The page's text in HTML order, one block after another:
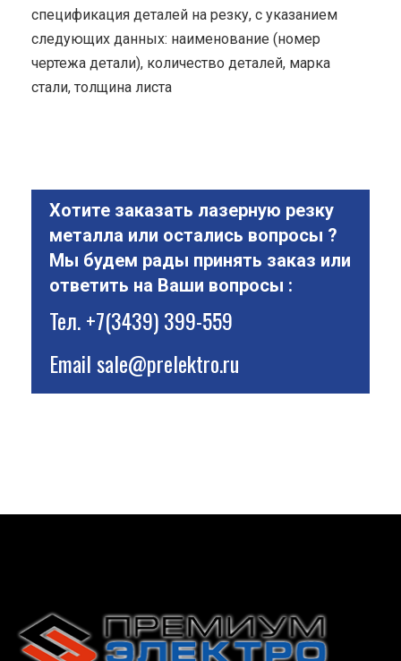
спецификация деталей на резку, с указанием
следующих данных: наименование (номер
чертежа детали), количество деталей, марка
стали, толщина листа
Хотите заказать лазерную резку
металла или остались вопросы ?
Мы будем рады принять заказ или
ответить на Ваши вопросы :
Тел.+7(3439) 399-559
Emailsale@prelektro.ru